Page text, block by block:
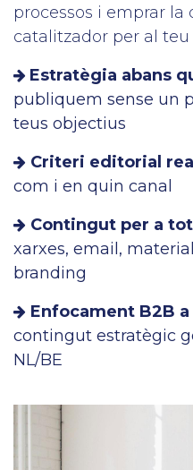
processos i emprar
catalitzador per al teu
Estratègia abans
publiquem sense un
teus objectius
Criteri editorial
com i en quin canal
Contingut per a
xarxes, email,
branding
Enfocament B2B
contingut estratègic
NL/BE